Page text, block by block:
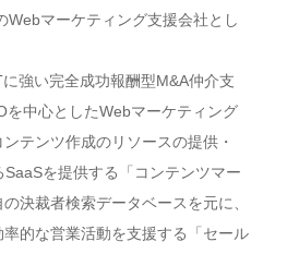
Webマーケティング支援会社とし
強い完全成功報酬型M&A仲介支
を中心としたWebマーケティング
テンツ作成のリソースの提供・
を提供する「コンテンツマー
決裁者検索データベースを元に、
的な営業活動を支援する「セール